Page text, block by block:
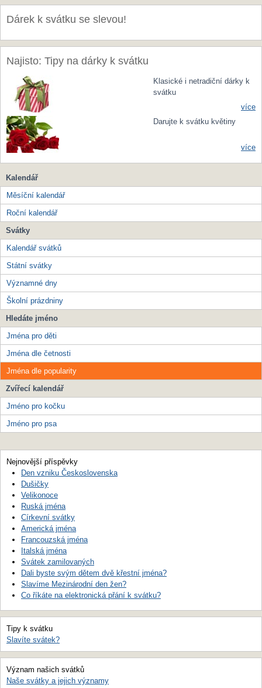
Dárek k svátku se slevou!
Najisto: Tipy na dárky k svátku
Klasické i netradiční dárky k
svátku
více
Darujte k svátku květiny
více
Kalendář
Měsíční kalendář
Roční kalendář
Svátky
Kalendář svátků
Státní svátky
Významné dny
Školní prázdniny
Hledáte jméno
Jména pro děti
Jména dle četnosti
Jména dle popularity
Zvířecí kalendář
Jméno pro kočku
Jméno pro psa
Nejnovější příspěvky
Den vzniku Československa
Dušičky
Velikonoce
Ruská jména
Církevní svátky
Americká jména
Francouzská jména
Italská jména
Svátek zamilovaných
Dali byste svým dětem dvě křestní jména?
Slavíme Mezinárodní den žen?
Co říkáte na elektronická přání k svátku?
Tipy k svátku
Slavíte svátek?
Význam našich svátků
Naše svátky a jejich významy